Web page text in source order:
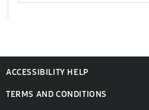
ACCESSIBILITY HELP
TERMS AND CONDITIONS